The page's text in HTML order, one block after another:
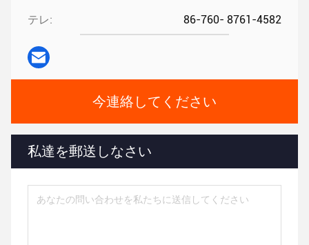
テレ: 86-760- 8761-4582
今連絡してください
私達を郵送しなさい